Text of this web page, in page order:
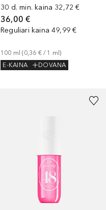
30 d. min. kaina 32,72 €
36,00 €
Reguliari kaina 49,99 €
100 ml (0,36 € / 1 ml)
E-KAINA
DOVANA